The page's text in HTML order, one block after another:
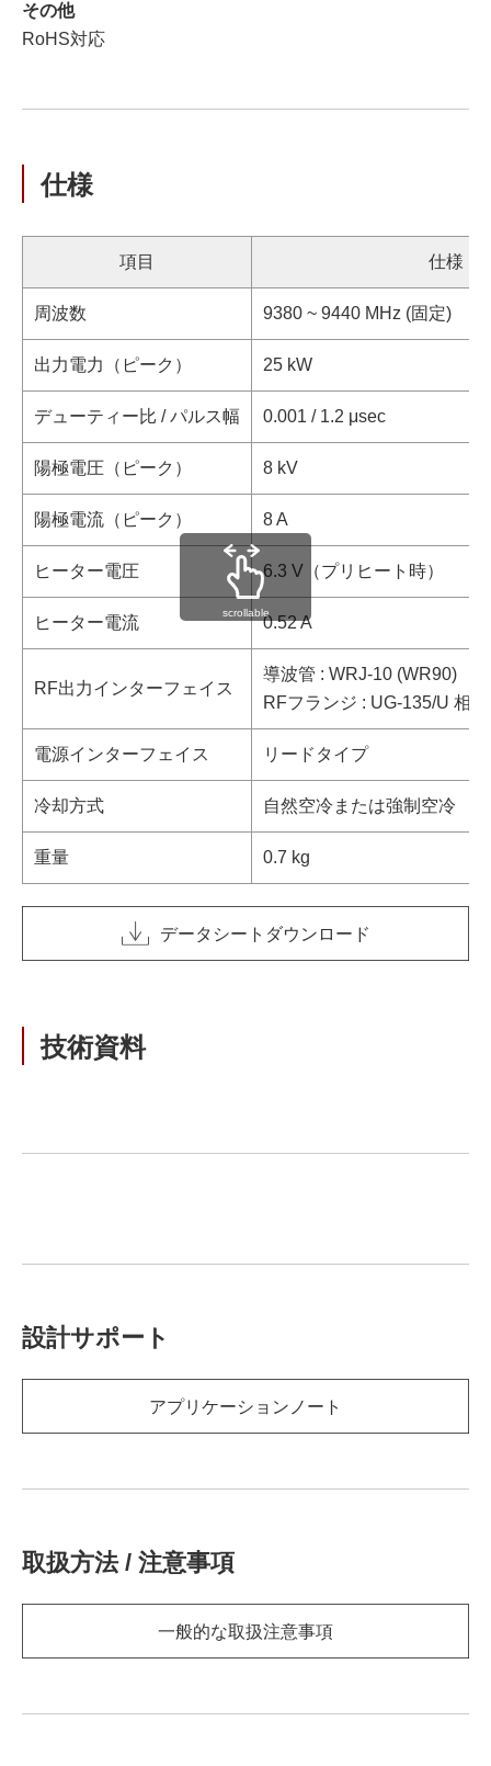
その他
RoHS対応
仕様
項目 仕様
周波数 9380 ~ 9440 MHz (固定)
出力電力（ピーク） 25 kW
デューティー比 / パルス幅 0.001 / 1.2 μsec
陽極電圧（ピーク） 8 kV
陽極電流（ピーク） 8 A
ヒーター電圧 6.3 V（プリヒート時）
ヒーター電流 0.52 A
RF出力インターフェイス
導波管 : WRJ-10 (WR90)
RFフランジ : UG-135/U 相
電源インターフェイス リードタイプ
冷却方式 自然空冷または強制空冷
重量 0.7 kg
scrollable
データシートダウンロード
技術資料
設計サポート
アプリケーションノート
取扱方法 / 注意事項
一般的な取扱注意事項